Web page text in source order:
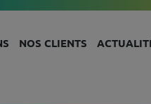
NOS CLIENTS